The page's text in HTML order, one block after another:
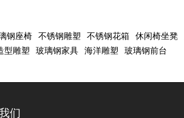
钢座椅 不锈钢雕塑 不锈钢花箱 休闲椅坐凳
型雕塑 玻璃钢家具 海洋雕塑 玻璃钢前台
们